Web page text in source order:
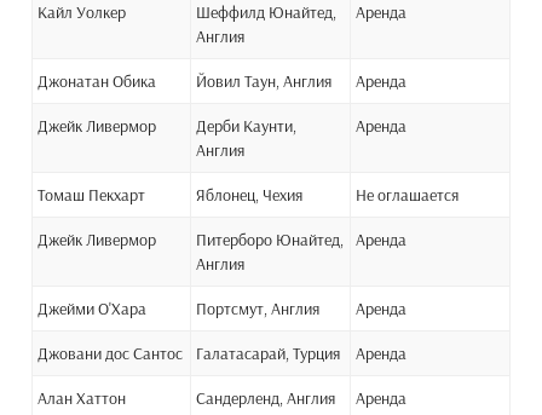
Кайл Уолкер
Шеффилд Юнайтед,
Англия
Аренда
Джонатан Обика Йовил Таун, Англия Аренда
Джейк Ливермор
Дерби Каунти,
Англия
Аренда
Томаш Пекхарт Яблонец, Чехия Не оглашается
Джейк Ливермор
Питерборо Юнайтед,
Англия
Аренда
Джейми О'Хара Портсмут, Англия Аренда
Джовани дос Сантос Галатасарай, Турция Аренда
Алан Хаттон Сандерленд, Англия Аренда